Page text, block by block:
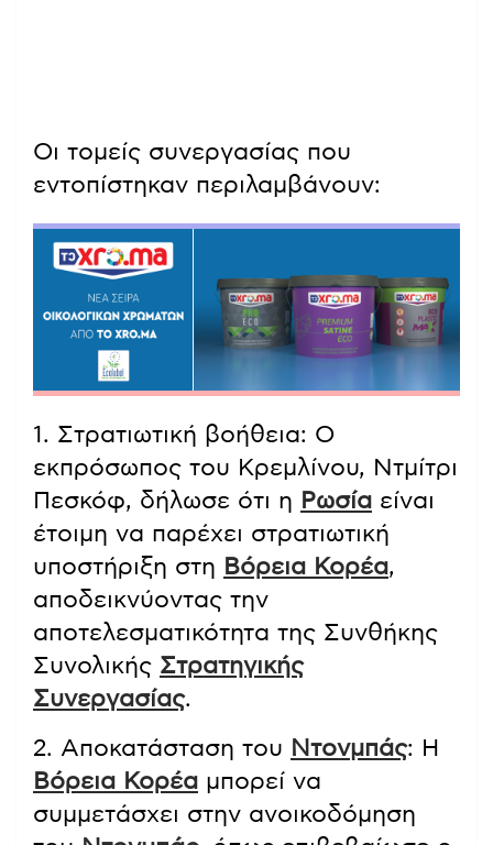
Οι τομείς συνεργασίας που
εντοπίστηκαν περιλαμβάνουν:
1. Στρατιωτική βοήθεια: Ο
εκπρόσωπος του Κρεμλίνου, Ντμίτρι
Πεσκόφ, δήλωσε ότι η Ρωσία είναι
έτοιμη να παρέχει στρατιωτική
υποστήριξη στη Βόρεια Κορέα,
αποδεικνύοντας την
αποτελεσματικότητα της Συνθήκης
Συνολικής Στρατηγικής
Συνεργασίας.
2. Αποκατάσταση του Ντονμπάς: Η
Βόρεια Κορέα μπορεί να
συμμετάσχει στην ανοικοδόμηση